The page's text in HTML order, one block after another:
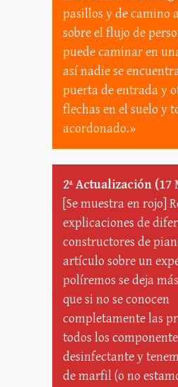
pasillos y de camino
sobre el flujo de
puede caminar en
así nadie se
puerta de entrada y
flechas en el suelo y
acordonado.»
2ª Actualización (17
[Se muestra en rojo]
explicaciones de
constructores de
artículo sobre un
políremos se deja
que si no se conocen
completamente las
todos los
desinfectante y
de marfil (o no